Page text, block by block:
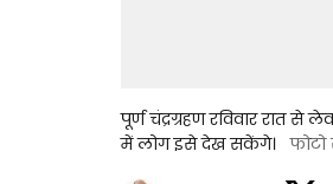
पूर्ण चंद्रग्रहण रविवार रात
में लोग इसे देख सकेंगे। फोटो